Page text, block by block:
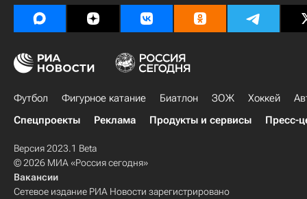
Футбол Фигурное катание Биатлон ЗОЖ Хоккей
Спецпроекты
Реклама Продукты и сервисы Пресс-
Версия 2023.1 Beta
© 2026 МИА «Россия сегодня»
Вакансии
Сетевое издание РИА Новости зарегистрировано